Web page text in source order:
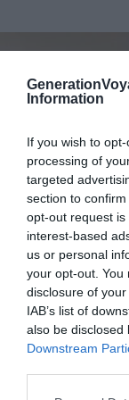
Information
If you wish to
processing of
targeted
section to
opt-out request
interest-based
us or personal
your opt-out. You
disclosure of
IAB’s list of
also be disclosed
Downstream
📍
💙On aime :
place Santa